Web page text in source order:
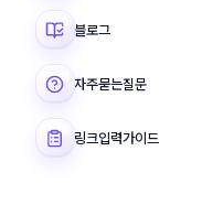
블로그
자주묻는질문
링크입력가이드